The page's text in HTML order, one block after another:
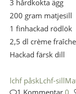
3 hårdkokta ägg
200 gram matjesill
1 finhackad rödlök
2,5 dl crème fraîche
Hackad färsk dill
lchf påskLchf-sill
1 Kommentar 0